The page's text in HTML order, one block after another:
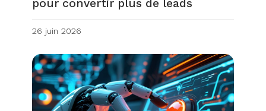
pour convertir plus de leads
26 juin 2026